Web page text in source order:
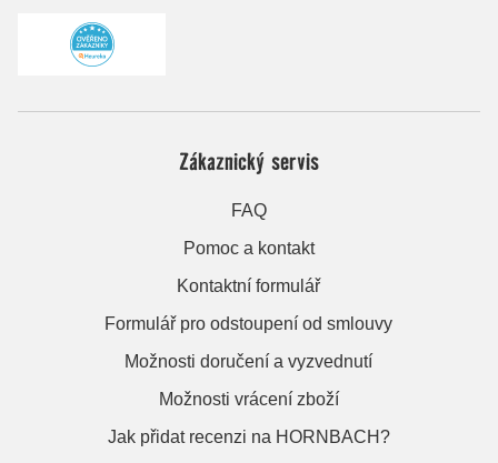
Zákaznický servis
FAQ
Pomoc a kontakt
Kontaktní formulář
Formulář pro odstoupení od smlouvy
Možnosti doručení a vyzvednutí
Možnosti vrácení zboží
Jak přidat recenzi na HORNBACH?